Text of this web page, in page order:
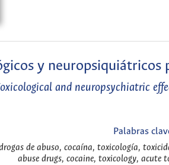
y neuropsiquiátricos
and neuropsychiatric
Palabras
de abuso, cocaína, toxicología,
abuse drugs, cocaine, toxicology,